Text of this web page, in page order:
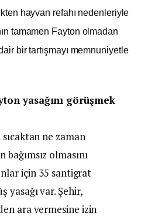
hayvan refahı nedenleriyle
tamamen Fayton olmadan
bir tartışmayı memnuniyetle
yasağını görüşmek
ne zaman
olmasını
için 35 santigrat
yasağı var. Şehir,
ara vermesine izin